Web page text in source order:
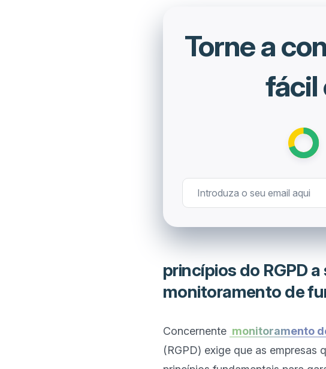
Torne a
fácil
princípios do RGPD
monitoramento de
Concernente monitoramento
(RGPD) exige que as